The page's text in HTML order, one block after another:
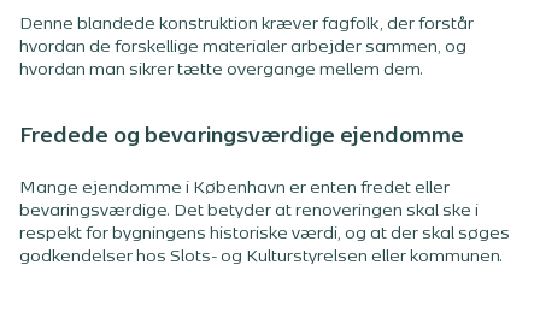
Denne blandede konstruktion kræver fagfolk, der forstår
hvordan de forskellige materialer arbejder sammen, og
hvordan man sikrer tætte overgange mellem dem.
Fredede og bevaringsværdige ejendomme
Mange ejendomme i København er enten fredet eller
bevaringsværdige. Det betyder at renoveringen skal ske i
respekt for bygningens historiske værdi, og at der skal søges
godkendelser hos Slots- og Kulturstyrelsen eller kommunen.